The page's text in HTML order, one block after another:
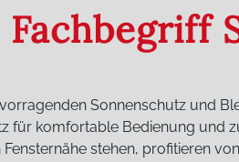
Fachbegriff
Sonnenschutz und
für komfortable Bedienung und
stehen, profitieren